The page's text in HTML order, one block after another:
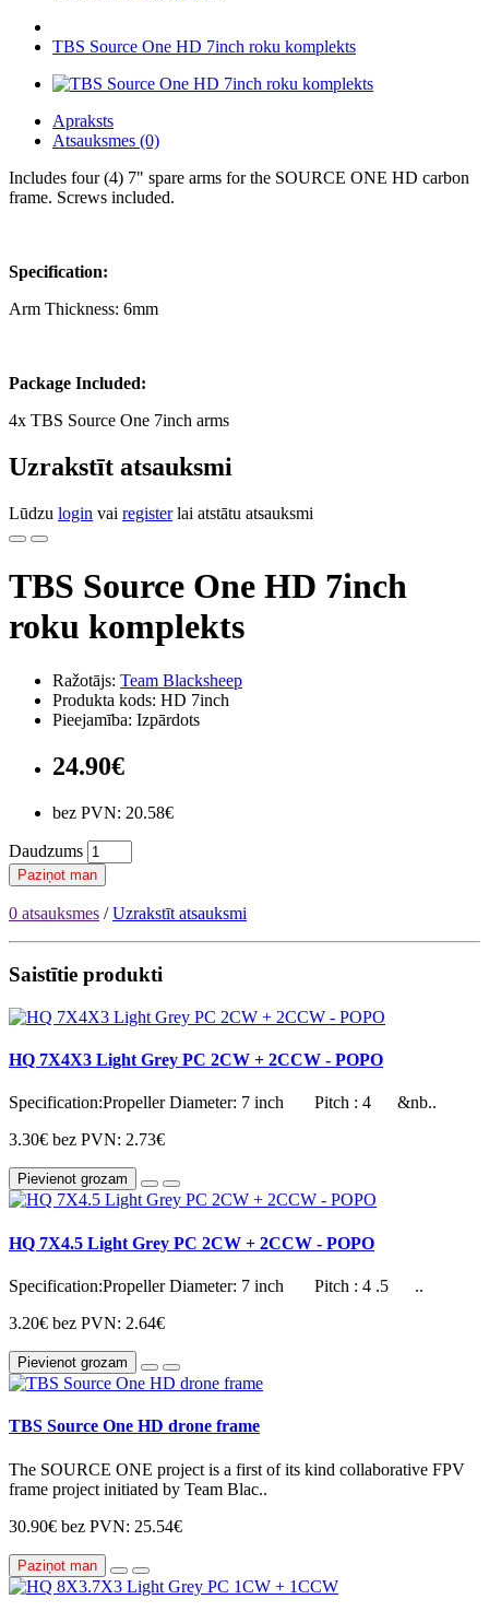
TBS Source One HD 7inch roku komplekts
Apraksts
Atsauksmes (0)
Includes four (4) 7" spare arms for the SOURCE ONE HD carbon
frame. Screws included.
Specification:
Arm Thickness: 6mm
Package Included:
4x TBS Source One 7inch arms
Uzrakstīt atsauksmi
Lūdzu login vai registerlai atstātu atsauksmi
TBS Source One HD 7inch
roku komplekts
Ražotājs: Team Blacksheep
Produkta kods: HD 7inch
Pieejamība: Izpārdots
24.90€
bez PVN: 20.58€
Daudzums
Paziņot man
0 atsauksmes /Uzrakstīt atsauksmi
Saistītie produkti
HQ 7X4X3 Light Grey PC 2CW + 2CCW - POPO
Specification:Propeller Diameter: 7 inch Pitch : 4 &nb..
3.30€ bez PVN: 2.73€
Pievienot grozam
HQ 7X4.5 Light Grey PC 2CW + 2CCW - POPO
Specification:Propeller Diameter: 7 inch Pitch : 4 .5 ..
3.20€ bez PVN: 2.64€
Pievienot grozam
TBS Source One HD drone frame
The SOURCE ONE project is a first of its kind collaborative FPV
frame project initiated by Team Blac..
30.90€ bez PVN: 25.54€
Paziņot man